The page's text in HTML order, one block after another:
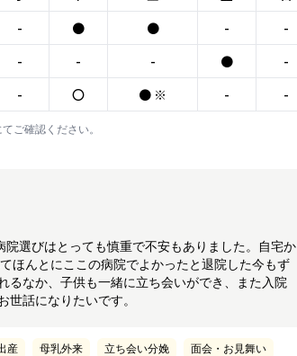
- ● ● -
-
- - - ●
-
- 〇 ● ※ - -
ご確認ください。
選びはとっても慎重で不安もありました。自宅か
ほんとにここの病院でよかったと退院した今もず
るなか、子供も一緒に立ち会いができ、また入院
話になりたいです。
産 母乳外来 立ち会い分娩 面会・お見舞い